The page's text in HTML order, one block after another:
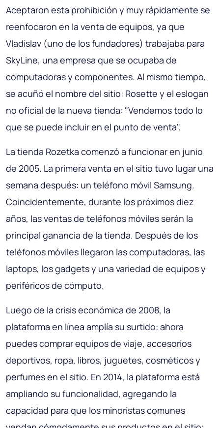
Aceptaron esta prohibición y muy rápidamente se
reenfocaron en la venta de equipos, ya que
Vladislav (uno de los fundadores) trabajaba para
SkyLine, una empresa que se ocupaba de
computadoras y componentes. Al mismo tiempo,
se acuñó el nombre del sitio: Rosette y el eslogan
no oficial de la nueva tienda: "Vendemos todo lo
que se puede incluir en el punto de venta".
La tienda Rozetka comenzó a funcionar en junio
de 2005. La primera venta en el sitio tuvo lugar una
semana después: un teléfono móvil Samsung.
Coincidentemente, durante los próximos diez
años, las ventas de teléfonos móviles serán la
principal ganancia de la tienda. Después de los
teléfonos móviles llegaron las computadoras, las
laptops, los gadgets y una variedad de equipos y
periféricos de cómputo.
Luego de la crisis económica de 2008, la
plataforma en línea amplía su surtido: ahora
puedes comprar equipos de viaje, accesorios
deportivos, ropa, libros, juguetes, cosméticos y
perfumes en el sitio. En 2014, la plataforma está
ampliando su funcionalidad, agregando la
capacidad para que los minoristas comunes